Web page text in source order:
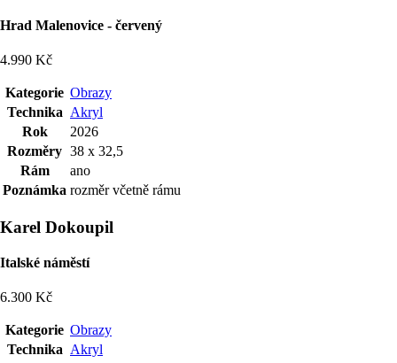
Hrad Malenovice - červený
4.990 Kč
Kategorie Obrazy
Technika Akryl
Rok
2026
Rozměry 38 x 32,5
Rám
ano
Poznámka rozměr včetně rámu
Karel Dokoupil
Italské náměstí
6.300 Kč
Kategorie Obrazy
Technika Akryl